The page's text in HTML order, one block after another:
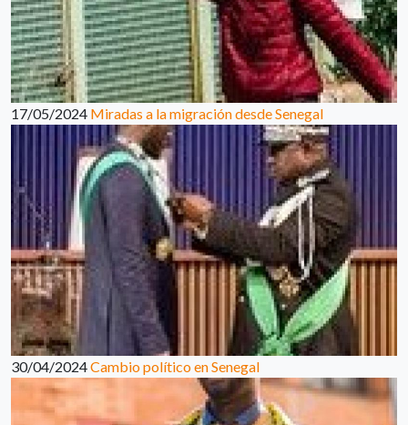
17/05/2024 Miradas a la migración desde Senegal
30/04/2024Cambio político en Senegal